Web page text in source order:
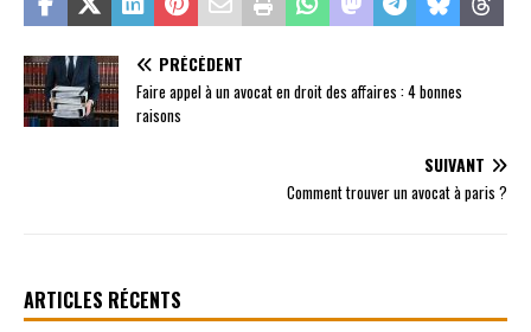
PRÉCÉDENT
Faire appel à un avocat en droit des affaires : 4 bonnes
raisons
SUIVANT
Comment trouver un avocat à paris ?
ARTICLES RÉCENTS